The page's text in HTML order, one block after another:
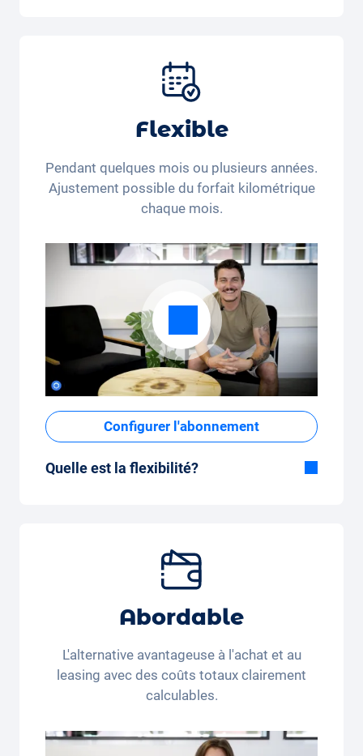
pneus et autres extras.
Flexible
Pendant quelques mois ou plusieurs années.
Ajustement possible du forfait kilométrique
chaque mois.
Configurer l'abonnement
Quelle est la flexibilité?
pendant quelques mois ou plusieurs années.
Forfait kilométrique mensuel flexible
mois (350 kilomètres) ou beaucoup de
forfait kilométrique peut être ajusté
confortablement sur l'application.
Abordable
L'alternative avantageuse à l'achat et au
leasing avec des coûts totaux clairement
calculables.